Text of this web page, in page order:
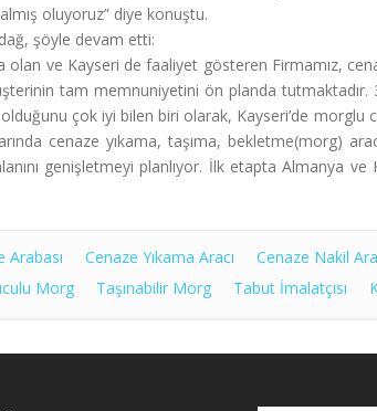
oluyoruz” diye konuştu.
şöyle devam etti:
ve Kayseri de faaliyet gösteren Firmamız,
tam memnuniyetini ön planda
çok iyi bilen biri olarak, Kayseri’de
cenaze yıkama, taşıma, bekletme(morg)
genişletmeyi planlıyor. İlk etapta Almanya
Arabası Cenaze Yıkama Aracı Cenaze Nakil
Morg Taşınabilir Morg Tabut İmalatçısı